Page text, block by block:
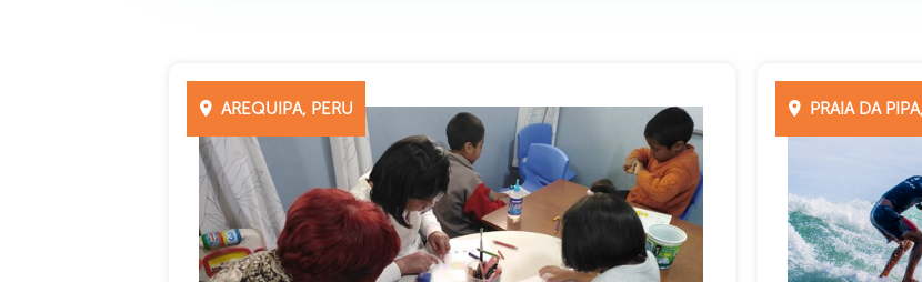
AREQUIPA, PERU PRAIA DA